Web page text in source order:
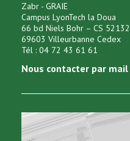
Zabr - GRAIE
Campus LyonTech la Doua
66 bd Niels Bohr – CS 52132
69603 Villeurbanne Cedex
Tél : 04 72 43 61 61
Nous contacter par mail